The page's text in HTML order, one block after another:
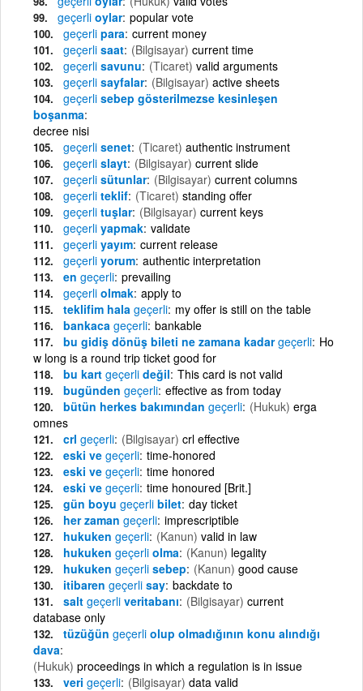
geçerli oylar popular vote
geçerli para current money
geçerli saat (Bilgisayar) current time
geçerli savunu (Ticaret) valid arguments
geçerli sayfalar (Bilgisayar) active sheets
geçerli sebep gösterilmezse kesinleşen
boşanma
decree nisi
geçerli senet (Ticaret) authentic instrument
geçerli slayt (Bilgisayar) current slide
geçerli sütunlar (Bilgisayar) current columns
geçerli teklif (Ticaret) standing offer
geçerli tuşlar (Bilgisayar) current keys
geçerli yapmak validate
geçerli yayım current release
geçerli yorum authentic interpretation
en geçerli prevailing
geçerli olmak apply to
teklifim hala geçerli my offer is still on the table
bankaca geçerli bankable
bu gidiş dönüş bileti ne zamana kadargeçerli Ho
w long is a round trip ticket good for
bu kart geçerli değil This card is not valid
bugünden geçerli effective as from today
bütün herkes bakımından geçerli (Hukuk) erga
omnes
crl geçerli (Bilgisayar) crl effective
eski ve geçerli time-honored
eski ve geçerli time honored
eski ve geçerli time honoured [Brit.]
gün boyu geçerli bilet day ticket
her zaman geçerli imprescriptible
hukuken geçerli (Kanun) valid in law
hukuken geçerli olma (Kanun) legality
hukuken geçerli sebep (Kanun) good cause
itibaren geçerli say backdate to
salt geçerli veritabanı (Bilgisayar) current
database only
tüzüğün geçerli olup olmadığının konu alındığı
dava
(Hukuk) proceedings in which a regulation is in issue
veri geçerli (Bilgisayar) data valid